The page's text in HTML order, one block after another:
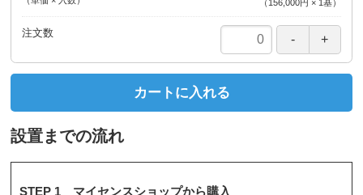
（ 156,000円 × 1基）
注文数
カートに入れる
設置までの流れ
STEP 1 マイセンスショップから購入